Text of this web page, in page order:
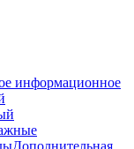
информационное
Дополнительная